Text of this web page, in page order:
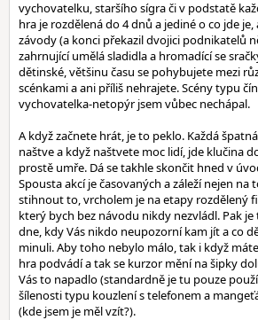
vychovatelku, staršího sígra či v podstatě
hra je rozdělená do 4 dnů a jediné o co jde
závody (a konci překazil dvojici podnikatelů
zahrnující umělá sladidla a hromadící se
dětinské, většinu času se pohybujete mezi
scénkami a ani příliš nehrajete. Scény typu
vychovatelka-netopýr jsem vůbec nechápal.
A když začnete hrát, je to peklo. Každá
naštve a když naštvete moc lidí, jde klučina
prostě umře. Dá se takhle skončit hned v
Spousta akcí je časovaných a záleží nejen na
stihnout to, vrcholem je na etapy rozdělený
který bych bez návodu nikdy nezvládl. Pak
dne, kdy Vás nikdo neupozorní kam jít a co
minuli. Aby toho nebylo málo, tak i když
hra podvádí a tak se kurzor mění na šipky
Vás to napadlo (standardně je tu pouze
šílenosti typu kouzlení s telefonem a
(kde jsem je měl vzít?).